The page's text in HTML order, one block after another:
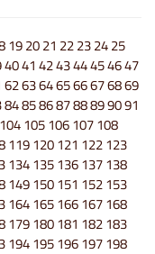
192021 22232425
4041 424344454647
6263646566676869
8485868788899091
104105106107108
119120121 122123
134135136137138
149150151 152153
164165166167168
179180181 182183
194195196197198